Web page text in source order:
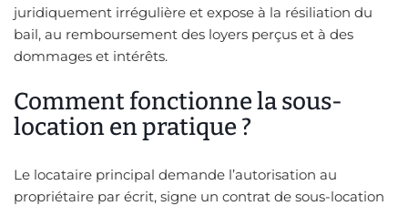
juridiquement irrégulière et expose à la résiliation du
bail, au remboursement des loyers perçus et à des
dommages et intérêts.
Comment fonctionne la sous-
location en pratique ?
Le locataire principal demande l’autorisation au
propriétaire par écrit, signe un contrat de sous-location